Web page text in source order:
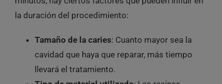
la duración del procedimiento:
Tamaño de la caries: Cuanto mayor sea la
cavidad que haya que reparar, más tiempo
llevará el tratamiento.